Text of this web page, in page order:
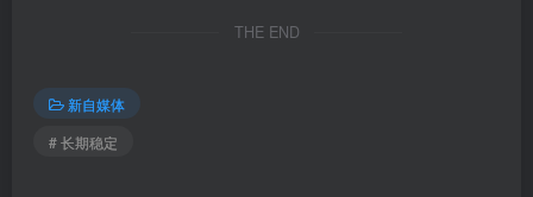
THE END
新自媒体
# 长期稳定